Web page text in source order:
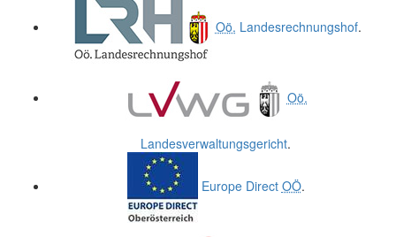
Oö. Landesrechnungshof.
Oö.
Landesverwaltungsgericht.
Europe Direct OÖ.